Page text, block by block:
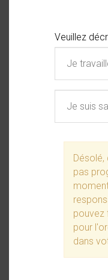
Veuillez
pas
pouvez
pour
dans